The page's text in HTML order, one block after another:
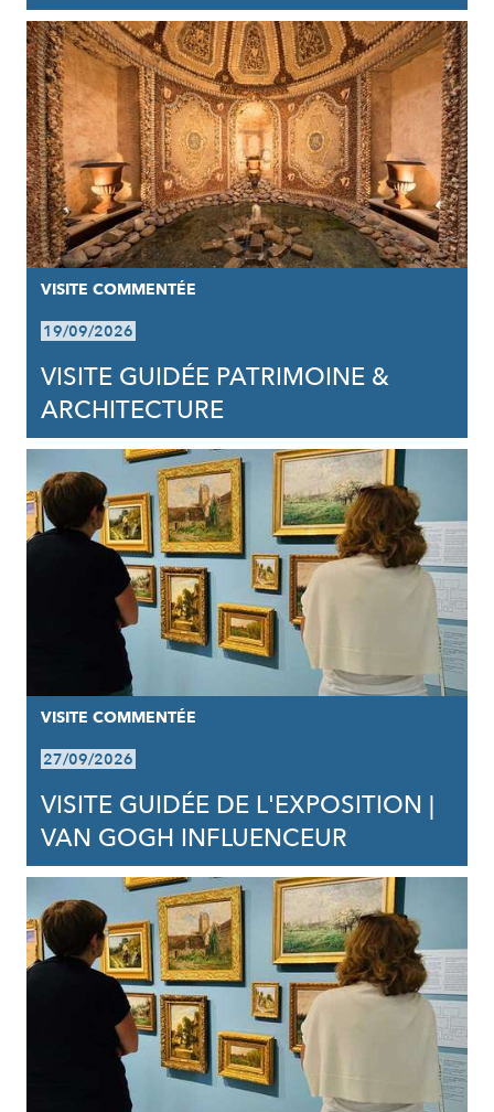
VISITE COMMENTÉE
19/09/2026
VISITE GUIDÉE PATRIMOINE &
ARCHITECTURE
VISITE COMMENTÉE
27/09/2026
VISITE GUIDÉE DE L'EXPOSITION |
VAN GOGH INFLUENCEUR